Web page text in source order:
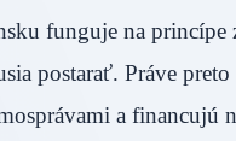
funguje na
postarať. Práve
a